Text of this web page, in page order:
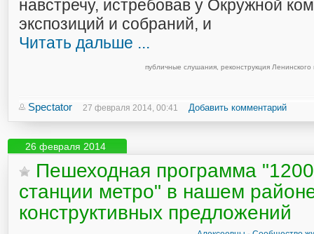
навстречу, истребовав у Окружной
экспозиций и собраний, и
Читать дальше ...
публичные слушания, реконструкция Ленинского
Spectator 27 февраля 2014, 00:41 Добавить комментарий
26 февраля 2014
Пешеходная программа
станции метро" в нашем
конструктивных предложений